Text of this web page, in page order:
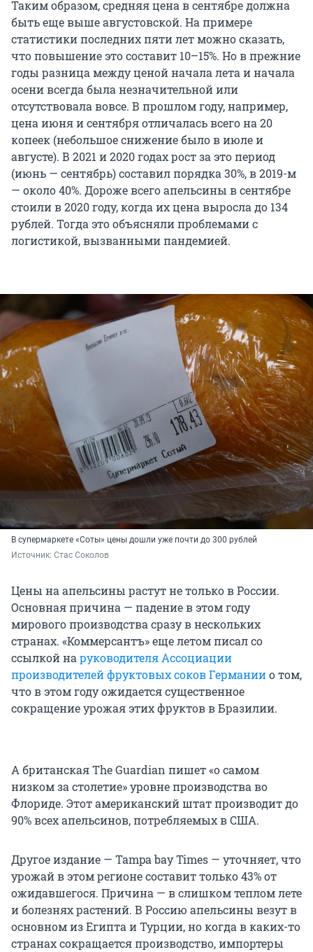
Таким образом, средняя цена в сентябре должна
быть еще выше августовской. На примере
статистики последних пяти лет можно сказать,
что повышение это составит 10–15%. Но в прежние
годы разница между ценой начала лета и начала
осени всегда была незначительной или
отсутствовала вовсе. В прошлом году, например,
цена июня и сентября отличалась всего на 20
копеек (небольшое снижение было в июле и
августе). В 2021 и 2020 годах рост за это период
(июнь — сентябрь) составил порядка 30%, в 2019-м
— около 40%. Дороже всего апельсины в сентябре
стоили в 2020 году, когда их цена выросла до 134
рублей. Тогда это объясняли проблемами с
логистикой, вызванными пандемией.
В супермаркете «Соты» цены дошли уже почти до 300 рублей
Источник: Стас Соколов
Цены на апельсины растут не только в России.
Основная причина — падение в этом году
мирового производства сразу в нескольких
странах. «Коммерсантъ» еще летом писал со
ссылкой на руководителя Ассоциации
производителей фруктовых соков Германиио том,
что в этом году ожидается существенное
сокращение урожая этих фруктов в Бразилии.
А британская The Guardian пишет «о самом
низком за столетие» уровне производства во
Флориде. Этот американский штат производит до
90% всех апельсинов, потребляемых в США.
Другое издание — Tampa bay Times — уточняет, что
урожай в этом регионе составит только 43% от
ожидавшегося. Причина — в слишком теплом лете
и болезнях растений. В Россию апельсины везут в
основном из Египта и Турции, но когда в каких-то
странах сокращается производство, импортеры